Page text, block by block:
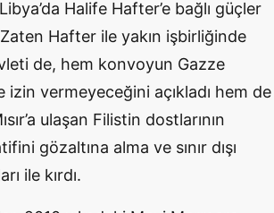
Halife Hafter’e bağlı güçler
Hafter ile yakın işbirliğinde
de, hem konvoyun Gazze
izin vermeyeceğini açıkladı hem de
ulaşan Filistin dostlarının
gözaltına alma ve sınır dışı
ile kırdı.